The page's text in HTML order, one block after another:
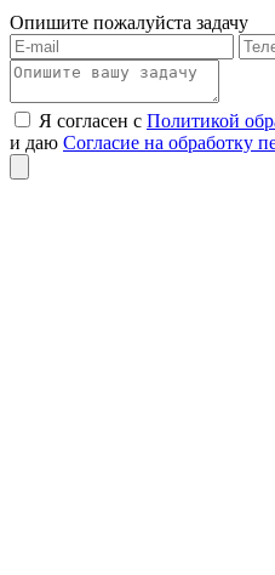
Опишите пожалуйста задачу
Я согласен с Политикой
и даю Согласие на обработку